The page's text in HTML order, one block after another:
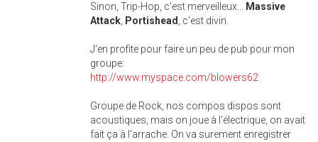
Sinon, Trip-Hop, c'est merveilleux...
Massive
Attack Portishead , c'est divin.
J'en profite pour faire un peu de pub pour mon
groupe:
http://www.myspace.com/blowers62
Groupe de Rock, nos compos dispos sont
acoustiques, mais on joue à l'électrique, on avait
fait ça à l'arrache. On va surement enregistrer